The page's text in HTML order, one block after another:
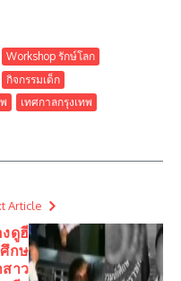
Workshop รักษ์โลก
กิจกรรมเด็ก
เทศกาลกรุงเทพ
Article
ดูฮี
กษ
สาว